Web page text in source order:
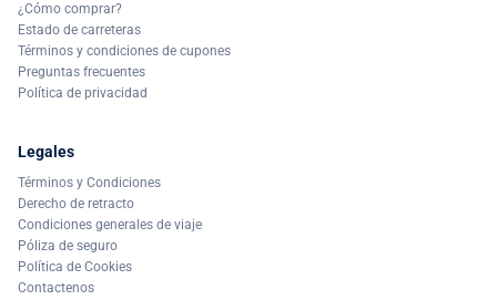
¿Cómo comprar?
Estado de carreteras
Términos y condiciones de cupones
Preguntas frecuentes
Política de privacidad
Legales
Términos y Condiciones
Derecho de retracto
Condiciones generales de viaje
Póliza de seguro
Política de Cookies
Contactenos